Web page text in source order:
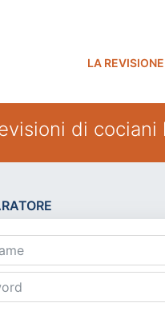
LA REVISIONE
di cociani